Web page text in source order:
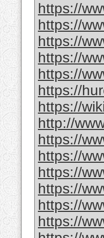
https://
https://
https://
https://
https://
https://
https://
http://
https://
https://
https://
https://
https://
https://